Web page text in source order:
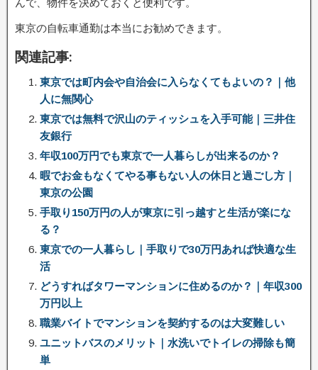
んで、物件を決めておくと便利です。
東京の自転車通勤は本当にお勧めできます。
関連記事:
東京では町内会や自治会に入らなくてもよいの？｜他
人に無関心
東京では無料で沢山のティッシュを入手可能｜三井住
友銀行
年収100万円でも東京で一人暮らしが出来るのか？
暇でお金もなくてやる事もない人の休日と過ごし方｜
東京の公園
手取り150万円の人が東京に引っ越すと生活が楽にな
る？
東京での一人暮らし｜手取りで30万円あれば快適な生
活
どうすればタワーマンションに住めるのか？｜年収300
万円以上
職業バイトでマンションを契約するのは大変難しい
ユニットバスのメリット｜水洗いでトイレの掃除も簡
単